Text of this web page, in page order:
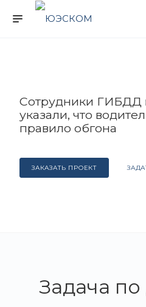
Сотрудники ГИБДД
указали, что
правило обгона
ЗАКАЗАТЬ ПРОЕКТ
Задача по